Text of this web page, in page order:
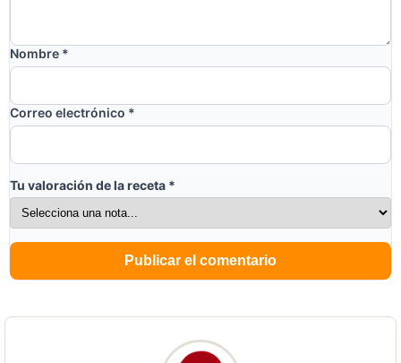
Nombre *
Correo electrónico *
Tu valoración de la receta *